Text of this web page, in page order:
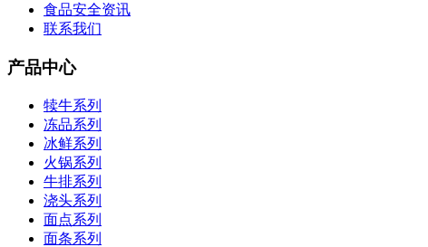
食品安全资讯
联系我们
产品中心
犊牛系列
冻品系列
冰鲜系列
火锅系列
牛排系列
浇头系列
面点系列
面条系列